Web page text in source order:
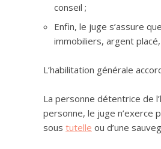
conseil ;
Enfin, le juge s’assure
immobiliers, argent
L’habilitation générale
La personne détentrice de
personne, le juge n’exerce
sous tutelle ou d’une